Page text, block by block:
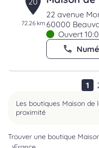
72.26 km
22 avenue
60000
Ouvert
1
Les boutiques Maison de
proximité
Trouver une boutique